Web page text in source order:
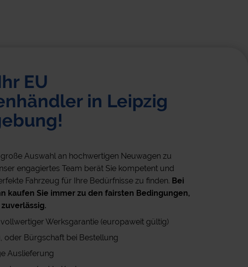
EU
in Leipzig
Auswahl an hochwertigen Neuwagen zu
engagiertes Team berät Sie kompetent und
Fahrzeug für Ihre Bedürfnisse zu finden. Bei
kaufen Sie immer zu den fairsten Bedingungen,
Werksgarantie (europaweit gültig)
oder Bürgschaft bei Bestellung
Auslieferung